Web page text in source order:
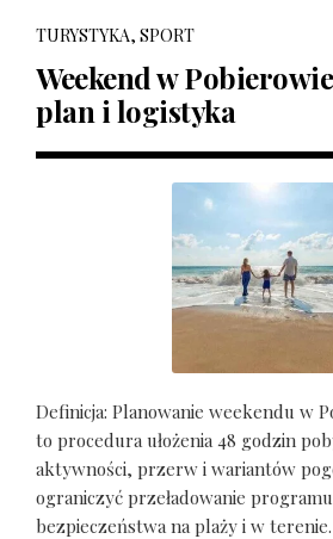
TURYSTYKA, SPORT
Weekend w
plan i logistyka
Definicja: Planowanie weekendu w
to procedura ułożenia 48 godzin
aktywności, przerw i wariantów
ograniczyć przeładowanie
bezpieczeństwa na plaży i w terenie.